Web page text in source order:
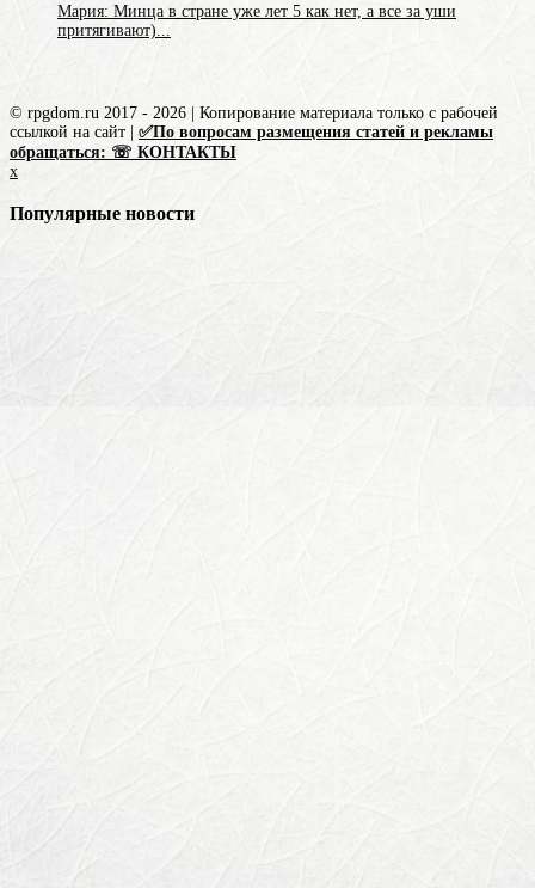
Мария: Минца в стране уже лет 5 как нет, а все за уши
притягивают)...
© rpgdom.ru 2017 - 2026 | Копирование материала только с рабочей
ссылкой на сайт | ✅По вопросам размещения статей и рекламы
обращаться: ☏ КОНТАКТЫ
x
Популярные новости